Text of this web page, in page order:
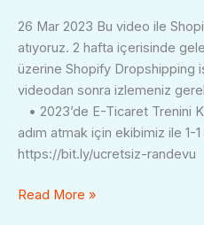
26 Mar 2023 Bu video ile
atıyoruz. 2 hafta içerisinde
üzerine Shopify Dropshipping
videodan sonra izlemeniz
• 2023’de E-Ticaret Trenini
adım atmak için ekibimiz ile 1-
https://bit.ly/ucretsiz-randevu
Read More »